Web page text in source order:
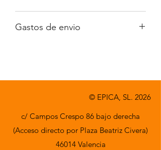
Gastos de envio
© EPICA, SL. 2026
c/ Campos Crespo 86 bajo derecha
(Acceso directo por Plaza Beatriz Civera)
46014 Valencia